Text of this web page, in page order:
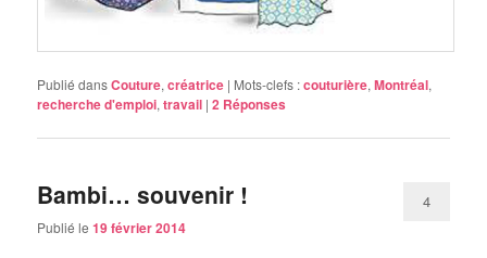
Publié dansCouture,créatrice | Mots-clefs :couturière,Montréal,
recherche d'emploi,travail |2 Réponses
Bambi… souvenir !
Publié le19 février 2014
4